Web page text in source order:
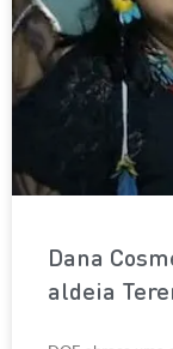
Dana
aldeia